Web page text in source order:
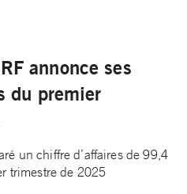
annonce ses
du premier
un chiffre d’affaires de 99,4
trimestre de 2025